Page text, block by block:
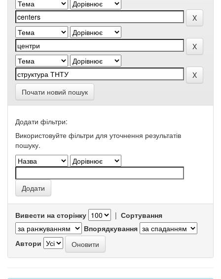
Почати новий пошук
Додати фільтри:
Використовуйте фільтри для уточнення результатів
пошуку.
Вивести на сторінку | Сортування
Впорядкування
Автори